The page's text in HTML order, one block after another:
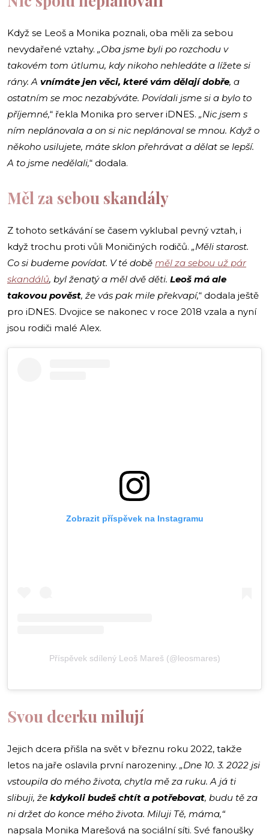
Když se Leoš a Monika poznali, oba měli za sebou
nevydařené vztahy. „Oba jsme byli po rozchodu v
takovém tom útlumu, kdy nikoho nehledáte a lížete si
rány. A vnímáte jen věci, které vám dělají dobře, a
ostatním se moc nezabýváte. Povídali jsme si a bylo to
příjemné,“ řekla Monika pro server iDNES. „Nic jsem s
ním neplánovala a on si nic neplánoval se mnou. Když o
někoho usilujete, máte sklon přehrávat a dělat se lepší.
A to jsme nedělali,“ dodala.
Měl za sebou skandály
Z tohoto setkávání se časem vyklubal pevný vztah, i
když trochu proti vůli Moničiných rodičů. „Měli starost.
Co si budeme povídat. V té době měl za sebou už pár
skandálů, byl ženatý a měl dvě děti. Leoš má ale
takovou pověst, že vás pak mile překvapí,“ dodala ještě
pro iDNES. Dvojice se nakonec v roce 2018 vzala a nyní
jsou rodiči malé Alex.
Zobrazit příspěvek na Instagramu
Příspěvek sdílený Leoš Mareš (@leosmares)
Svou dcerku milují
Jejich dcera přišla na svět v březnu roku 2022, takže
letos na jaře oslavila první narozeniny. „Dne 10. 3. 2022 jsi
vstoupila do mého života, chytla mě za ruku. A já ti
slibuji, že kdykoli budeš chtít a potřebovat, budu tě za
ni držet do konce mého života. Miluji Tě, máma,“
napsala Monika Marešová na sociální síti. Své fanoušky